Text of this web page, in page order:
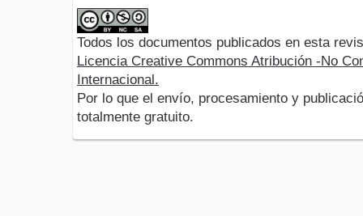
Todos los documentos publicados en esta
Licencia Creative Commons Atribución -No
Internacional.
Por lo que el envío, procesamiento y
totalmente gratuito.